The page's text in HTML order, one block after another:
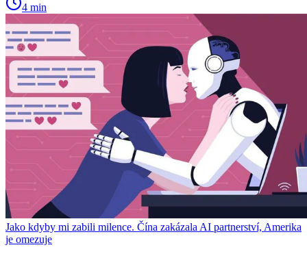
4 min
Jako kdyby mi zabili milence. Čína zakázala AI partnerství, Amerika
je omezuje